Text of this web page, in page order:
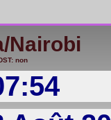
Nairobi
non